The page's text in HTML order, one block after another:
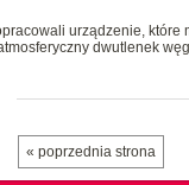
urządzenie, które
dwutlenek
« poprzednia strona